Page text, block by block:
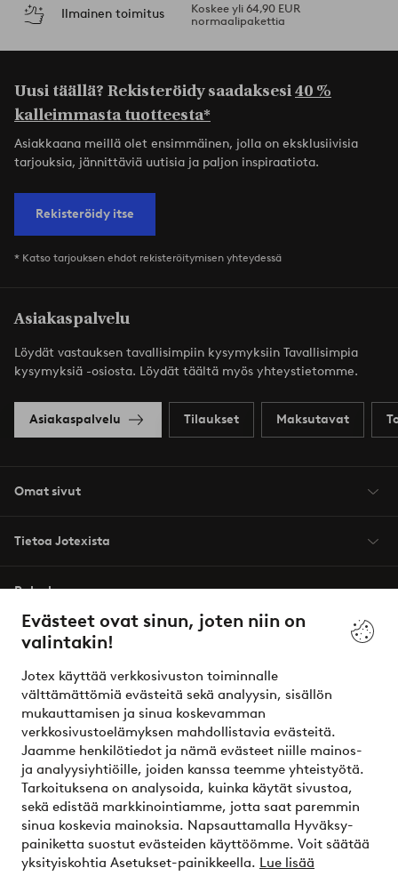
Evästeet ovat sinun, joten niin on
valintakin!
Jotex käyttää verkkosivuston toiminnalle
välttämättömiä evästeitä sekä analyysin, sisällön
mukauttamisen ja sinua koskevamman
verkkosivustoelämyksen mahdollistavia evästeitä.
Jaamme henkilötiedot ja nämä evästeet niille mainos-
ja analyysiyhtiöille, joiden kanssa teemme yhteistyötä.
Tarkoituksena on analysoida, kuinka käytät sivustoa,
sekä edistää markkinointiamme, jotta saat paremmin
sinua koskevia mainoksia. Napsauttamalla Hyväksy-
painiketta suostut evästeiden käyttöömme. Voit säätää
yksityiskohtia Asetukset-painikkeella. Lue lisää
Ilmainen toimitus
Koskee yli 64,90 EUR
normaalipakettia
Uusi täällä? Rekisteröidy saadaksesi40 %
kalleimmasta tuotteesta*
Asiakkaana meillä olet ensimmäinen, jolla on eksklusiivisia
tarjouksia, jännittäviä uutisia ja paljon inspiraatiota.
Rekisteröidy itse
* Katso tarjouksen ehdot rekisteröitymisen yhteydessä
Asiakaspalvelu
Löydät vastauksen tavallisimpiin kysymyksiin Tavallisimpia
kysymyksiä -osiosta. Löydät täältä myös yhteystietomme.
Asiakaspalvelu Tilaukset Maksutavat
Omat sivut
Tietoa Jotexista
Palvelumme
Ehdot
Ystävät
Turvalliset maksut – maksa nyt tai erissä
Haluatko tietää lisää maksuvaihtoehdoistamme?
elpy